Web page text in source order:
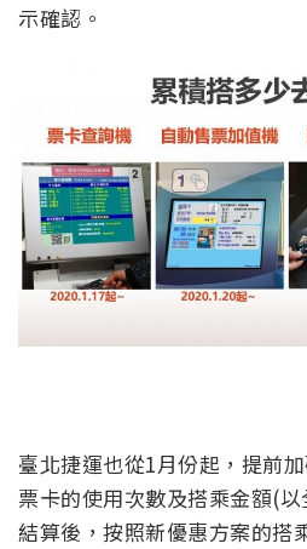
示確認。
臺北捷運也從1月份起，提前
票卡的使用次數及搭乘金額(
結算後，按照新優惠方案的搭